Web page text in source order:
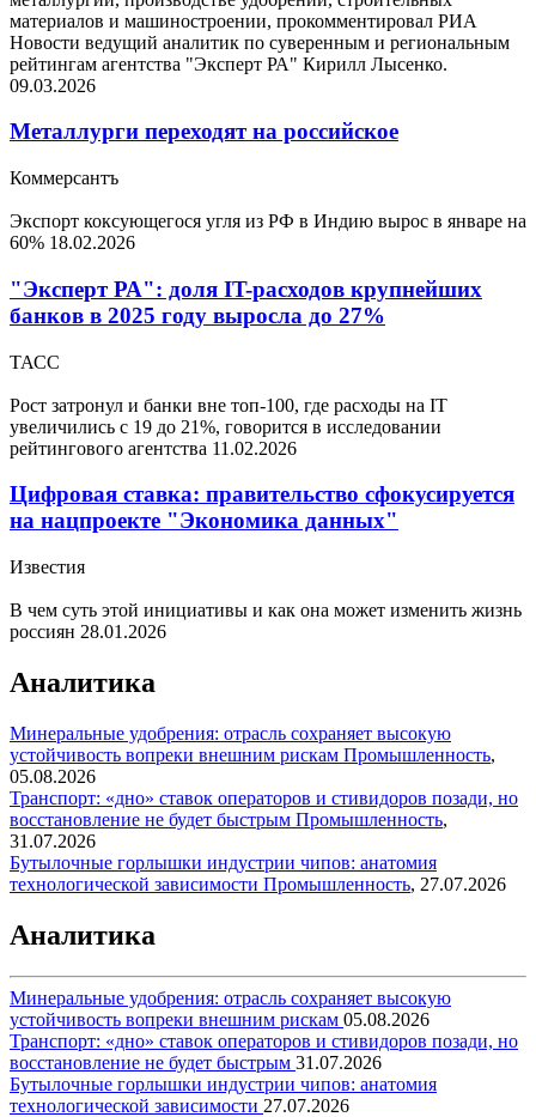
материалов и машиностроении, прокомментировал РИА
Новости ведущий аналитик по суверенным и региональным
рейтингам агентства "Эксперт РА" Кирилл Лысенко.
09.03.2026
Металлурги переходят на российское
Коммерсантъ
Экспорт коксующегося угля из РФ в Индию вырос в январе на
60% 18.02.2026
"Эксперт РА": доля IT-расходов крупнейших
банков в 2025 году выросла до 27%
ТАСС
Рост затронул и банки вне топ-100, где расходы на IT
увеличились с 19 до 21%, говорится в исследовании
рейтингового агентства 11.02.2026
Цифровая ставка: правительство сфокусируется
на нацпроекте "Экономика данных"
Известия
В чем суть этой инициативы и как она может изменить жизнь
россиян 28.01.2026
Аналитика
Минеральные удобрения: отрасль сохраняет высокую
устойчивость вопреки внешним рискам Промышленность,
05.08.2026
Транспорт: «дно» ставок операторов и стивидоров позади, но
восстановление не будет быстрым Промышленность,
31.07.2026
Бутылочные горлышки индустрии чипов: анатомия
технологической зависимости Промышленность, 27.07.2026
Аналитика
Минеральные удобрения: отрасль сохраняет высокую
устойчивость вопреки внешним рискам 05.08.2026
Транспорт: «дно» ставок операторов и стивидоров позади, но
восстановление не будет быстрым 31.07.2026
Бутылочные горлышки индустрии чипов: анатомия
технологической зависимости 27.07.2026